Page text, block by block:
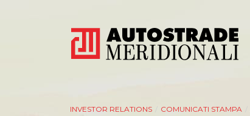
INVESTOR RELATIONS COMUNICATI STAMPA